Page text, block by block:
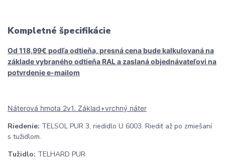
Kompletné špecifikácie
Od 118,99€ podľa odtieňa, presná cena bude kalkulovaná na
základe vybraného odtieňa RALa zaslaná objednávateľovi na
potvrdenie e-mailom
Náterová hmota 2v1. Základ+vrchný náter
Riedenie: TELSOL PUR 3, riedidlo U 6003. Riediť až po zmiešaní
s tužidlom.
Tužidlo: TELHARD PUR